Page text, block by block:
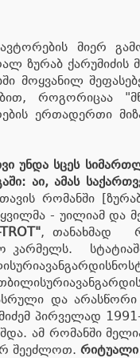
მიერ
ზურაბ ქარუმიძის
მოყვანილ
როგორიცაა
ერთადერთი
უნდა სცეს
აი, ამას
რომანში
- უილიამ და
, თანახმად
კარმელს.
და
პირ­ვე­ლად
ამ რო­მან­ში
შე­ეძ­ლოთ.რი­ტუ­ა­ლი